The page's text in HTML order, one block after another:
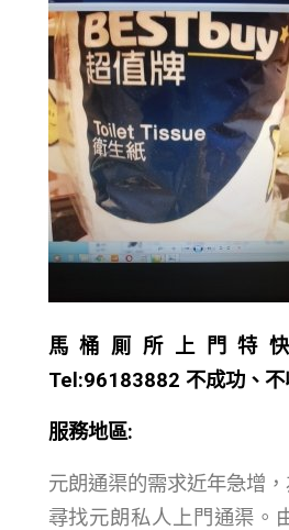
馬桶厠所上門特
Tel:96183882 不成功、不
服務地區:
元朗通渠的需求近年急增
尋找元朗私人上門通渠。